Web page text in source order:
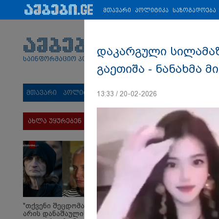
პარტნიორები: ახალი ამბები ეკონომიკა ვიდეო
საინფორმაციო პორტალი
მთავარი პოლიტიკა საზოგადოება
ახლა უყურებენ
"თქვენი შეცდომა
არის დანაშაულის
მთავარი პოლიტიკა საზოგადოება
დაკარგული
გაეთიშა - ნანახმა
13:33 / 20-02-2026